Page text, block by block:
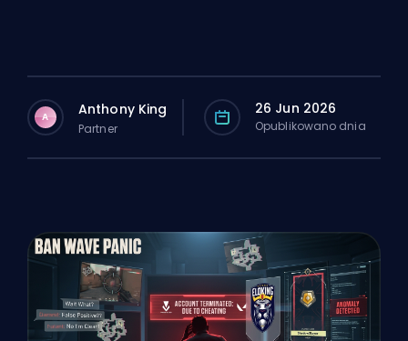
A Anthony King
Partner
26 Jun 2026
Opublikowano dnia